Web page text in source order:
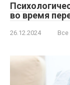
во время
26.12.2024